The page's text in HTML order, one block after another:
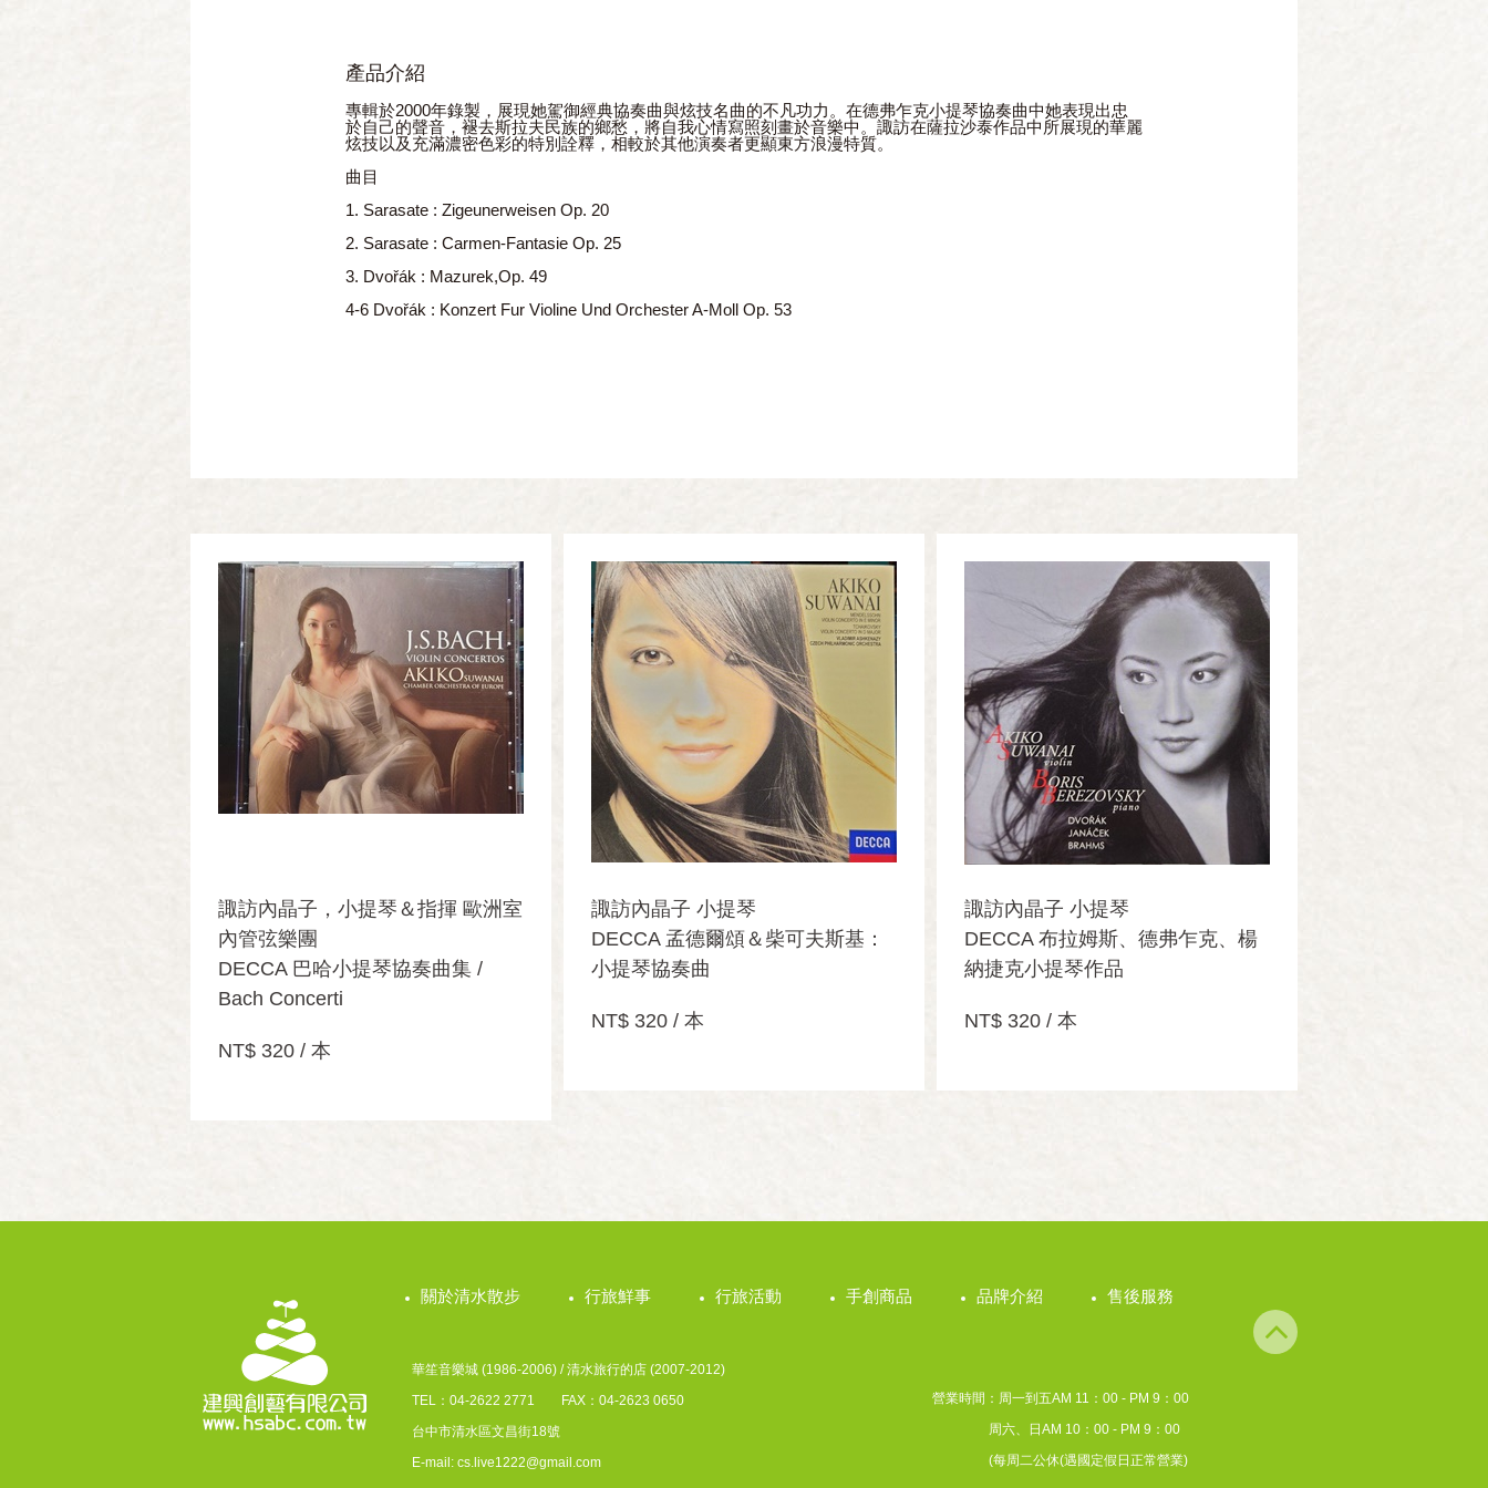
產品介紹
專輯於2000年錄製，展現她駕御經典協奏曲與炫技名曲的不凡功力。在德弗乍克小提琴協奏曲中她表現出忠
於自己的聲音，褪去斯拉夫民族的鄉愁，將自我心情寫照刻畫於音樂中。諏訪在薩拉沙泰作品中所展現的華麗
炫技以及充滿濃密色彩的特別詮釋，相較於其他演奏者更顯東方浪漫特質。
曲目
1. Sarasate : Zigeunerweisen Op. 20
2. Sarasate : Carmen-Fantasie Op. 25
3. Dvořák : Mazurek,Op. 49
4-6 Dvořák : Konzert Fur Violine Und Orchester A-Moll Op. 53
諏訪內晶子，小提琴＆指揮 歐洲室
內管弦樂團
DECCA 巴哈小提琴協奏曲集 /
Bach Concerti
NT$ 320 / 本
諏訪內晶子 小提琴
DECCA 孟德爾頌＆柴可夫斯基：
小提琴協奏曲
NT$ 320 / 本
諏訪內晶子 小提琴
DECCA 布拉姆斯、德弗乍克、楊
納捷克小提琴作品
NT$ 320 / 本
關於清水散步 行旅鮮事 行旅活動 手創商品 品牌介紹 售後服務
華笙音樂城 (1986-2006) / 清水旅行的店 (2007-2012)
TEL：04-2622 2771 FAX：04-2623 0650
台中市清水區文昌街18號
E-mail: cs.live1222@gmail.com
營業時間：周一到五AM 11：00 - PM 9：00
周六、日AM 10：00 - PM 9：00
(每周二公休(遇國定假日正常營業)